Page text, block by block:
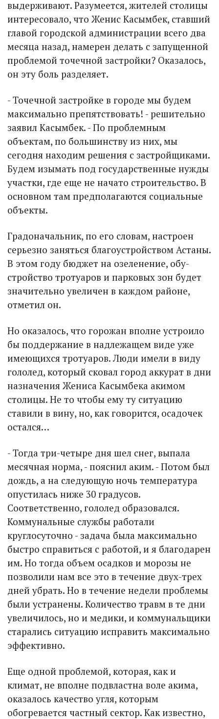
выдерживают. Разумеется, жителей столицы
интересовало, что Женис Касымбек, ставший
главой городской администрации всего два
месяца назад, намерен делать с запущенной
проблемой точечной застройки? Оказалось,
он эту боль разделяет.
- Точечной застройке в городе мы будем
максимально препятствовать! - решительно
заявил Касымбек. - По проблемным
объектам, по большинству из них, мы
сегодня находим решения с застройщиками.
Будем изымать под государственные нужды
участки, где еще не начато строительство. В
основном там предполагаются социальные
объекты.
Градоначальник, по его словам, настроен
серьезно заняться благоустройством Астаны.
В этом году бюджет на озеленение, обу­
стройство тротуаров и парковых зон будет
значительно увеличен в каждом районе,
отметил он.
Но оказалось, что горожан вполне устроило
бы поддержание в надлежащем виде уже
имеющихся тротуаров. Люди имели в виду
гололед, который сковал город аккурат в дни
назначения Жениса Касымбека акимом
столицы. Не то чтобы ему ту ситуацию
ставили в вину, но, как говорится, осадочек
остался…
- Тогда три-четыре дня шел снег, выпала
месячная норма, - пояснил аким. - Потом был
дождь, а на следующую ночь температура
опустилась ниже 30 градусов.
Соответственно, гололед образовался.
Коммунальные службы работали
круглосуточно - задача была максимально
быстро справиться с работой, и я благодарен
им. Но тогда объем осадков и морозы не
позволили нам все это в течение двух-трех
дней убрать. Но в течение недели проблемы
были устранены. Количество травм в те дни
увеличилось, но и медики, и коммунальщики
старались ситуацию исправить максимально
эффективно.
Еще одной проблемой, которая, как и
климат, не вполне подвластна воле акима,
оказалось качество угля, которым
обогревается частный сектор. Как известно,